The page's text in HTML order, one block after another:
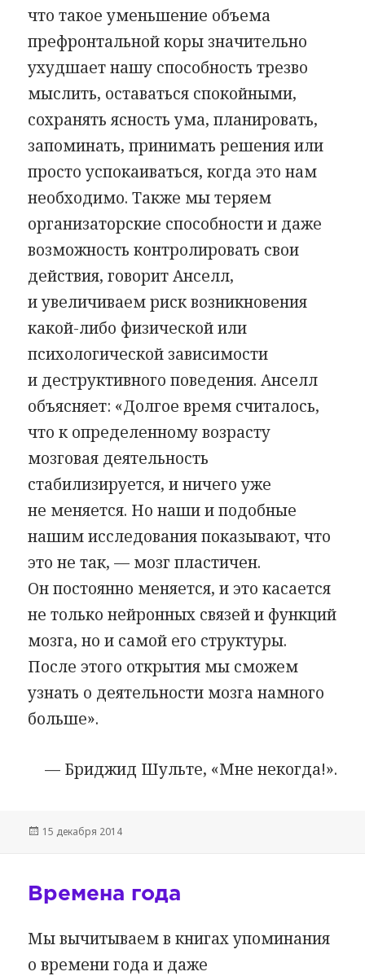
что такое уменьшение объема
префронтальной коры значительно
ухудшает нашу способность трезво
мыслить, оставаться спокойными,
сохранять ясность ума, планировать,
запоминать, принимать решения или
просто успокаиваться, когда это нам
необходимо. Также мы теряем
организаторские способности и даже
возможность контролировать свои
действия, говорит Анселл,
и увеличиваем риск возникновения
какой-либо физической или
психологической зависимости
и деструктивного поведения. Анселл
объясняет: «Долгое время считалось,
что к определенному возрасту
мозговая деятельность
стабилизируется, и ничего уже
не меняется. Но наши и подобные
нашим исследования показывают, что
это не так, — мозг пластичен.
Он постоянно меняется, и это касается
не только нейронных связей и функций
мозга, но и самой его структуры.
После этого открытия мы сможем
узнать о деятельности мозга намного
больше».
— Бриджид Шульте, «Мне некогда!».
Опубликовано
15 декабря 2014
Времена года
Мы вычитываем в книгах упоминания
о времени года и даже